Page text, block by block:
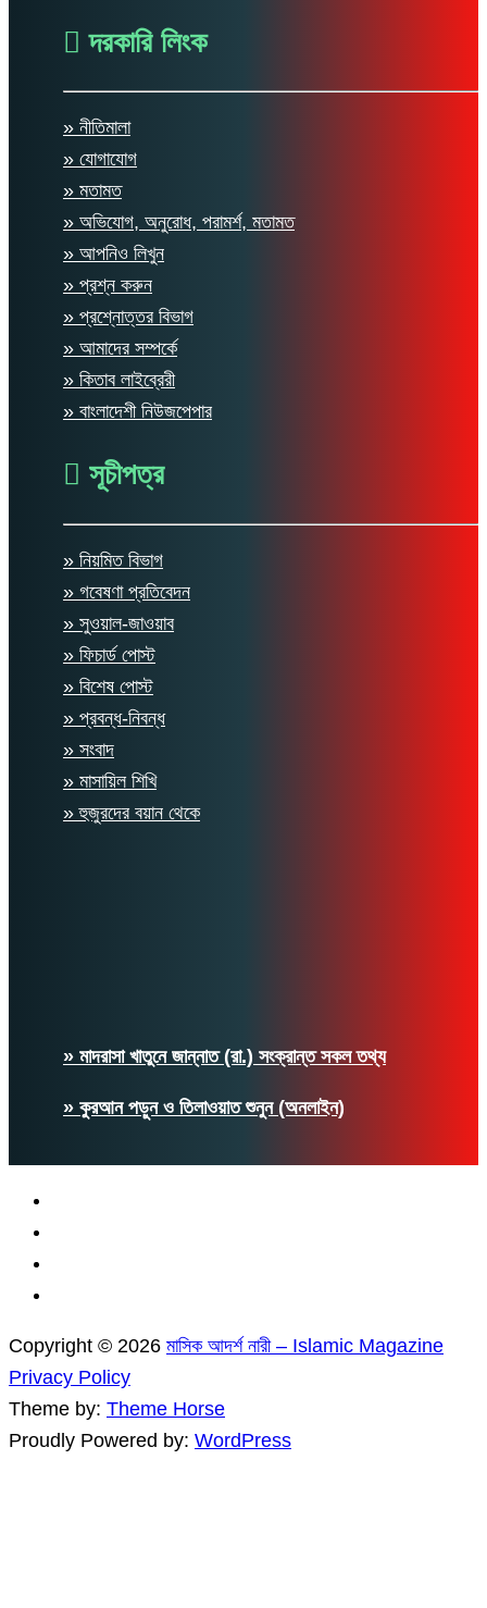
দরকারি লিংক
» নীতিমালা
» যোগাযোগ
» মতামত
» অভিযোগ, অনুরোধ, পরামর্শ, মতামত
» আপনিও লিখুন
» প্রশ্ন করুন
» প্রশ্নোত্তর বিভাগ
» আমাদের সম্পর্কে
» কিতাব লাইব্রেরী
» বাংলাদেশী নিউজপেপার
সূচীপত্র
» নিয়মিত বিভাগ
» গবেষণা প্রতিবেদন
» সুওয়াল-জাওয়াব
» ফিচার্ড পোস্ট
» বিশেষ পোস্ট
» প্রবন্ধ-নিবন্ধ
» সংবাদ
» মাসায়িল শিখি
» হুজুরদের বয়ান থেকে
» মাদরাসা খাতুনে জান্নাত (রা.) সংক্রান্ত সকল তথ্য
» কুরআন পড়ুন ও তিলাওয়াত শুনুন (অনলাইন)
Copyright © 2026 মাসিক আদর্শ নারী – Islamic Magazine
Privacy Policy
Theme by: Theme Horse
Proudly Powered by: WordPress